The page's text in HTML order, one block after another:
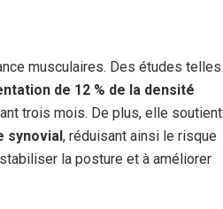
musculaires. Des études telles
de 12 % de la densité
trois mois. De plus, elle soutient
synovial, réduisant ainsi le risque
la posture et à améliorer